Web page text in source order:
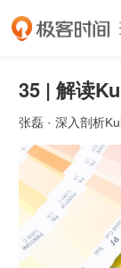
35 | 解读
张磊 · 深入剖析